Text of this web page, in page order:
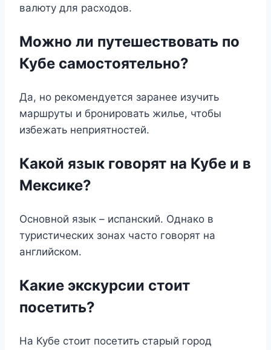
валюту для расходов.
Можно ли путешествовать по
Кубе самостоятельно?
Да, но рекомендуется заранее изучить
маршруты и бронировать жилье, чтобы
избежать неприятностей.
Какой язык говорят на Кубе и в
Мексике?
Основной язык – испанский. Однако в
туристических зонах часто говорят на
английском.
Какие экскурсии стоит
посетить?
На Кубе стоит посетить старый город